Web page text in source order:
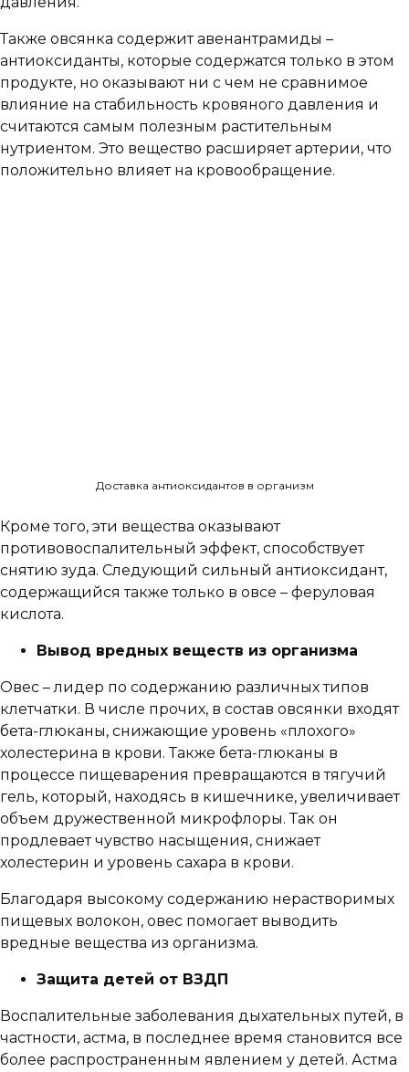
Также овсянка содержит авенантрамиды –
антиоксиданты, которые содержатся только в этом
продукте, но оказывают ни с чем не сравнимое
влияние на стабильность кровяного давления и
считаются самым полезным растительным
нутриентом. Это вещество расширяет артерии, что
положительно влияет на кровообращение.
Доставка антиоксидантов в организм
Кроме того, эти вещества оказывают
противовоспалительный эффект, способствует
снятию зуда. Следующий сильный антиоксидант,
содержащийся также только в овсе – феруловая
кислота.
Вывод вредных веществ из организма
Овес – лидер по содержанию различных типов
клетчатки. В числе прочих, в состав овсянки входят
бета-глюканы, снижающие уровень «плохого»
холестерина в крови. Также бета-глюканы в
процессе пищеварения превращаются в тягучий
гель, который, находясь в кишечнике, увеличивает
объем дружественной микрофлоры. Так он
продлевает чувство насыщения, снижает
холестерин и уровень сахара в крови.
Благодаря высокому содержанию нерастворимых
пищевых волокон, овес помогает выводить
вредные вещества из организма.
Защита детей от ВЗДП
Воспалительные заболевания дыхательных путей, в
частности, астма, в последнее время становится все
более распространенным явлением у детей. Астма